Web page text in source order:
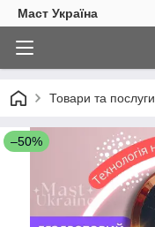
Маст Україна
Товари та послуги
–50%